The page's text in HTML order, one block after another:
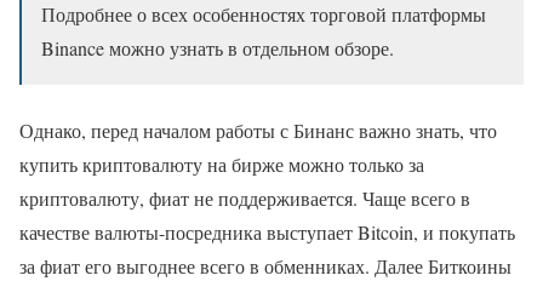
Подробнее о всех особенностях торговой платформы
Binance можно узнать в отдельном обзоре.
Однако, перед началом работы с Бинанс важно знать, что
купить криптовалюту на бирже можно только за
криптовалюту, фиат не поддерживается. Чаще всего в
качестве валюты-посредника выступает Bitcoin, и покупать
за фиат его выгоднее всего в обменниках. Далее Биткоины